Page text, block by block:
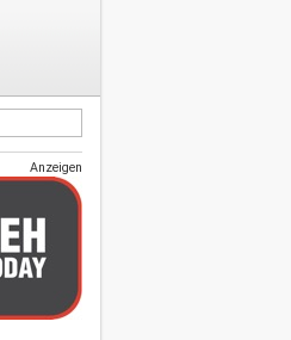
Anzeigen